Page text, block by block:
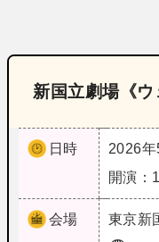
新国立劇場《ウ
日時
2026年
開演：
会場 東京新